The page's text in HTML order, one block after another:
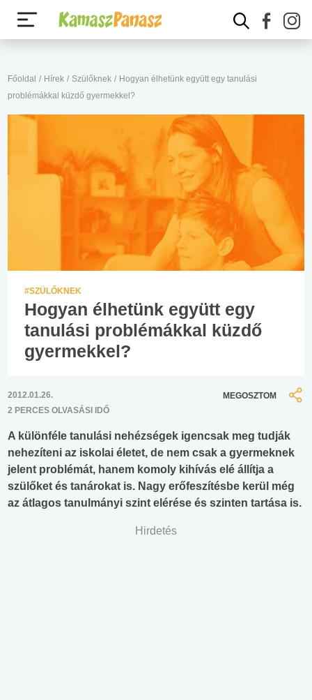
Főoldal / Hírek / Szülőknek / Hogyan élhetünk együtt egy tanulási
problémákkal küzdő gyermekkel?
#SZÜLŐKNEK
Hogyan élhetünk együtt egy
tanulási problémákkal küzdő
gyermekkel?
2012.01.26.
2 PERCES OLVASÁSI IDŐ
MEGOSZTOM
A különféle tanulási nehézségek igencsak meg tudják
nehezíteni az iskolai életet, de nem csak a gyermeknek
jelent problémát, hanem komoly kihívás elé állítja a
szülőket és tanárokat is. Nagy erőfeszítésbe kerül még
az átlagos tanulmányi szint elérése és szinten tartása is.
Hirdetés